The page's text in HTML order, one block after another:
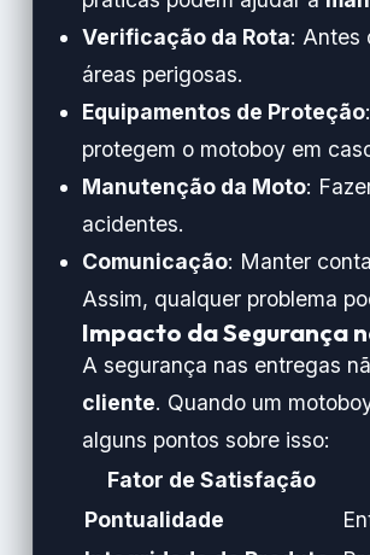
Verificação da Rota: Antes
áreas perigosas.
Equipamentos de Proteção
protegem o motoboy em
Manutenção da Moto:
acidentes.
Comunicação: Manter
Assim, qualquer problema
Impacto da Segurança
A segurança nas entregas
cliente. Quando um
alguns pontos sobre isso:
Fator de Satisfação
Pontualidade